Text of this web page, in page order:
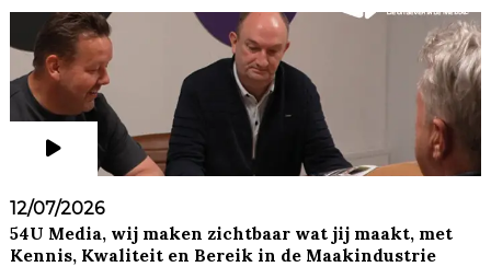
12/07/2026
54U Media, wij maken zichtbaar wat jij maakt, met
Kennis, Kwaliteit en Bereik in de Maakindustrie